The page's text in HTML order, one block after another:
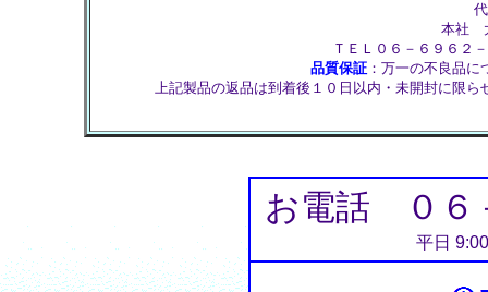
本社
ＴＥＬ０６－６９６２
品質保証 ：万一の不良品
上記製品の返品は到着後１０日以内・未開封に限
お電話 ０６
平日